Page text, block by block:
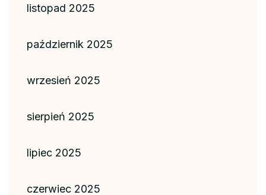
listopad 2025
październik 2025
wrzesień 2025
sierpień 2025
lipiec 2025
czerwiec 2025